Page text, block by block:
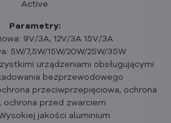
Active
Parametry:
9V/3A, 12V/3A 15V/3A
5W/7,5W/15W/20W/25W/35W
urządzeniami obsługującymi
bezprzewodowego
przeciwprzepięciowa, ochrona
ochrona przed zwarciem
jakości aluminium